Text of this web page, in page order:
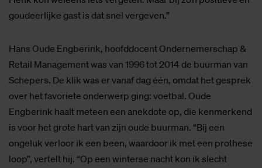
goudeerlijke gast is dat snel vergeven.”
Hans Oude Engberink, hoofddocent Ondernemerschap &
Retail Management was van 1996 tot 2014 de buurman van
Schepers. De klik was er vanaf dag één, omdat het gesprek
over het favoriete onderwerp ging: voetbal. Oude
Engberink haalt meteen een anekdote op, die kenmerkend
is voor het grote hart van zijn oude buurman. “Bij een
ongeluk verloor ik een been, waardoor ik met een prothese
loop”, vertelt hij. “Op een winterse nacht kon ik slecht